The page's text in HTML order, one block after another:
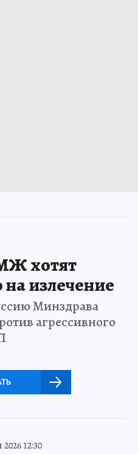
хотят
излечение
Минздрава
агрессивного
12:30